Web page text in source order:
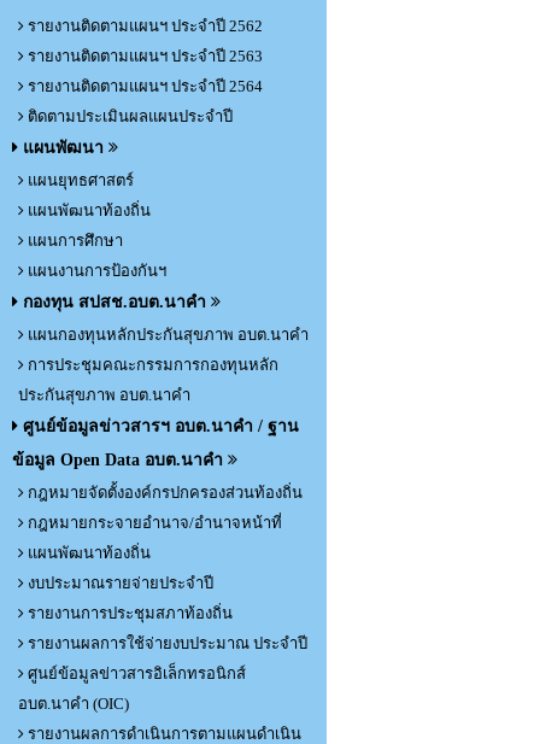
รายงานติดตามแผนฯ ประจำปี 2562
รายงานติดตามแผนฯ ประจำปี 2563
รายงานติดตามแผนฯ ประจำปี 2564
ติดตามประเมินผลแผนประจำปี
แผนพัฒนา
แผนยุทธศาสตร์
แผนพัฒนาท้องถิ่น
แผนการศึกษา
แผนงานการป้องกันฯ
กองทุน สปสช.อบต.นาคำ
แผนกองทุนหลักประกันสุขภาพ อบต.นาคำ
การประชุมคณะกรรมการกองทุนหลัก
ประกันสุขภาพ อบต.นาคำ
ศูนย์ข้อมูลข่าวสารฯ อบต.นาคำ / ฐาน
ข้อมูล Open Data อบต.นาคำ
กฎหมายจัดตั้งองค์กรปกครองส่วนท้องถิ่น
กฎหมายกระจายอำนาจ/อำนาจหน้าที่
แผนพัฒนาท้องถิ่น
งบประมาณรายจ่ายประจำปี
รายงานการประชุมสภาท้องถิ่น
รายงานผลการใช้จ่ายงบประมาณ ประจำปี
ศูนย์ข้อมูลข่าวสารอิเล็กทรอนิกส์
อบต.นาคำ (OIC)
รายงานผลการดำเนินการตามแผนดำเนิน